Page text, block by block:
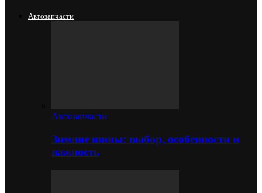
Автозапчасти
Автозапчасти
Зимние шины: выбор, особенности и
важность